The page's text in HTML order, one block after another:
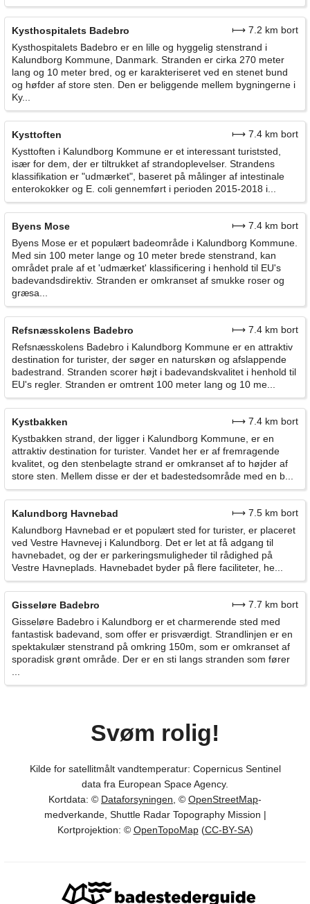
Kysthospitalets Badebro
⟼ 7.2 km bort
Kysthospitalets Badebro er en lille og hyggelig stenstrand i
Kalundborg Kommune, Danmark. Stranden er cirka 270 meter
lang og 10 meter bred, og er karakteriseret ved en stenet bund
og høfder af store sten. Den er beliggende mellem bygningerne i
Ky...
Kysttoften
⟼ 7.4 km bort
Kysttoften i Kalundborg Kommune er et interessant turiststed,
især for dem, der er tiltrukket af strandoplevelser. Strandens
klassifikation er "udmærket", baseret på målinger af intestinale
enterokokker og E. coli gennemført i perioden 2015-2018 i...
Byens Mose
⟼ 7.4 km bort
Byens Mose er et populært badeområde i Kalundborg Kommune.
Med sin 100 meter lange og 10 meter brede stenstrand, kan
området prale af et 'udmærket' klassificering i henhold til EU's
badevandsdirektiv. Stranden er omkranset af smukke roser og
græsa...
Refsnæsskolens Badebro
⟼ 7.4 km bort
Refsnæsskolens Badebro i Kalundborg Kommune er en attraktiv
destination for turister, der søger en naturskøn og afslappende
badestrand. Stranden scorer højt i badevandskvalitet i henhold til
EU's regler. Stranden er omtrent 100 meter lang og 10 me...
Kystbakken
⟼ 7.4 km bort
Kystbakken strand, der ligger i Kalundborg Kommune, er en
attraktiv destination for turister. Vandet her er af fremragende
kvalitet, og den stenbelagte strand er omkranset af to højder af
store sten. Mellem disse er der et badestedsområde med en b...
Kalundborg Havnebad
⟼ 7.5 km bort
Kalundborg Havnebad er et populært sted for turister, er placeret
ved Vestre Havnevej i Kalundborg. Det er let at få adgang til
havnebadet, og der er parkeringsmuligheder til rådighed på
Vestre Havneplads. Havnebadet byder på flere faciliteter, he...
Gisseløre Badebro
⟼ 7.7 km bort
Gisseløre Badebro i Kalundborg er et charmerende sted med
fantastisk badevand, som offer er prisværdigt. Strandlinjen er en
spektakulær stenstrand på omkring 150m, som er omkranset af
sporadisk grønt område. Der er en sti langs stranden som fører
...
Svøm rolig!
Kilde for satellitmålt vandtemperatur: Copernicus Sentinel
data fra European Space Agency.
Kortdata: © Dataforsyningen , © OpenStreetMap-
medverkande, Shuttle Radar Topography Mission |
Kortprojektion: © OpenTopoMap(CC-BY-SA)